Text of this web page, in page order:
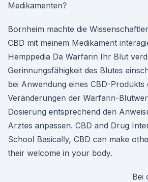
Medikamenten?
Bornheim machte die
CBD mit meinem Medikament
Hemppedia Da Warfarin Ihr Blut
Gerinnungsfähigkeit des Blutes
bei Anwendung eines CBD-Produkts
Veränderungen der Warfarin-
Dosierung entsprechend den
Arztes anpassen. CBD and Drug
School Basically, CBD can make
their welcome in your body.
Bei